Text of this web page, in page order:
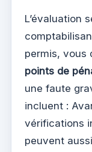
L’évaluation
permis, vous
points de
une faute
incluent :
vérifications
peuvent